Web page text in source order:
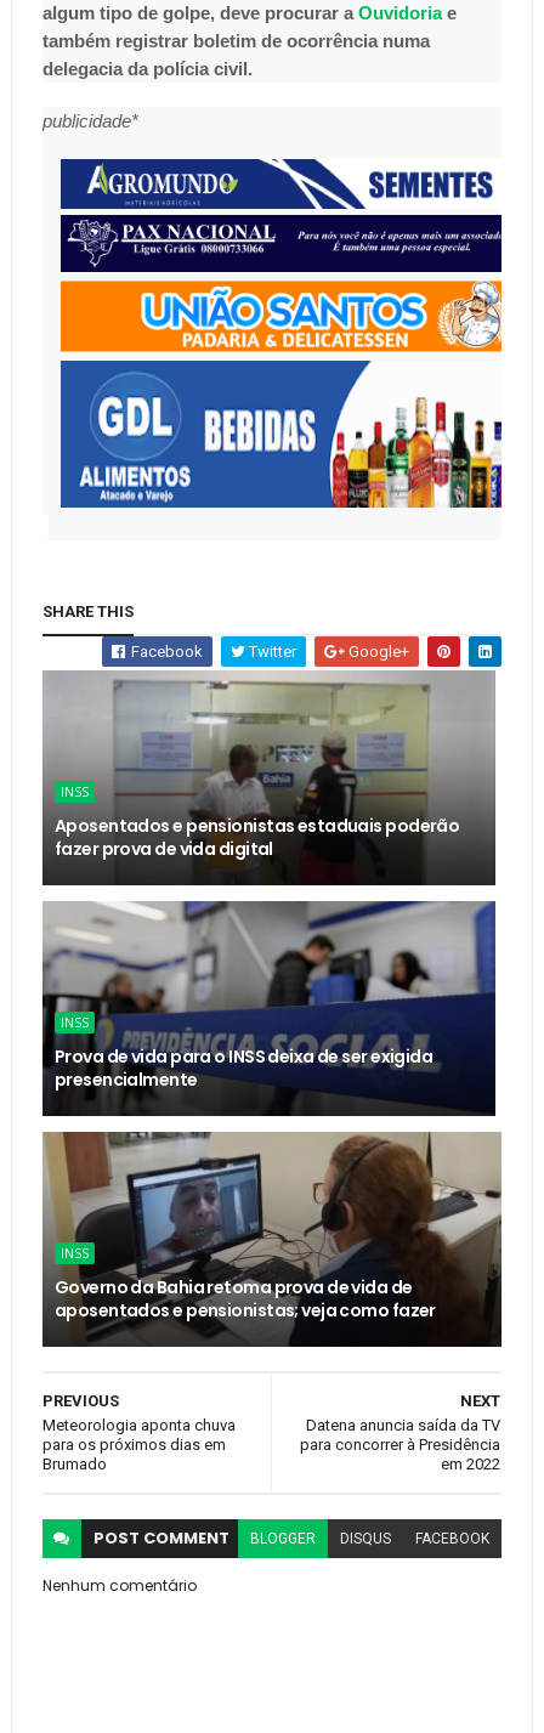
algum tipo de golpe, deve procurar a Ouvidoriae
também registrar boletim de ocorrência numa
delegacia da polícia civil.
publicidade*
SHARE THIS
Facebook Twitter Google+
INSS
Aposentados e pensionistas estaduais poderão
fazer prova de vida digital
INSS
Prova de vida para o INSS deixa de ser exigida
presencialmente
INSS
Governo da Bahia retoma prova de vida de
aposentados e pensionistas; veja como fazer
NEXT
Datena anuncia saída da TV
para concorrer à Presidência
em 2022
PREVIOUS
Meteorologia aponta chuva
para os próximos dias em
Brumado
POST COMMENT BLOGGER DISQUS FACEBOOK
Nenhum comentário